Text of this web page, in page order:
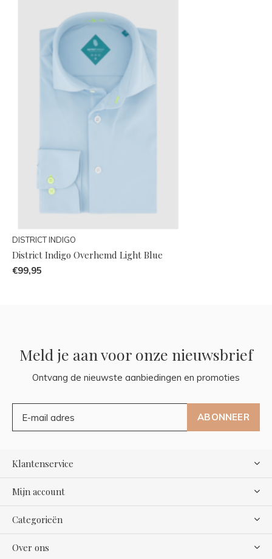
DISTRICT INDIGO
District Indigo Overhemd Light Blue
€99,95
Meld je aan voor onze nieuwsbrief
Ontvang de nieuwste aanbiedingen en promoties
ABONNEER
Klantenservice
Mijn account
Categorieën
Over ons